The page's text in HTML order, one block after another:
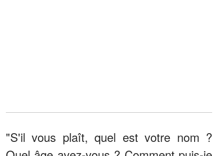
"S'il vous plaît, quel est votre nom ?